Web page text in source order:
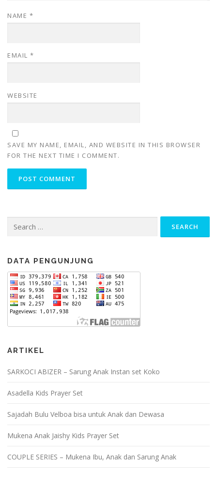
NAME *
EMAIL *
WEBSITE
SAVE MY NAME, EMAIL, AND WEBSITE IN THIS BROWSER
FOR THE NEXT TIME I COMMENT.
for:
DATA PENGUNJUNG
ARTIKEL
SARKOCI ABIZER – Sarung Anak Instan set Koko
Asadella Kids Prayer Set
Sajadah Bulu Velboa bisa untuk Anak dan Dewasa
Mukena Anak Jaishy Kids Prayer Set
COUPLE SERIES – Mukena Ibu, Anak dan Sarung Anak